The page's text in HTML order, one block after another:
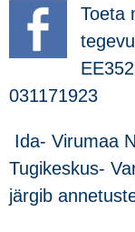
Toeta
031171923
Ida- Virumaa
Tugikeskus-
järgib